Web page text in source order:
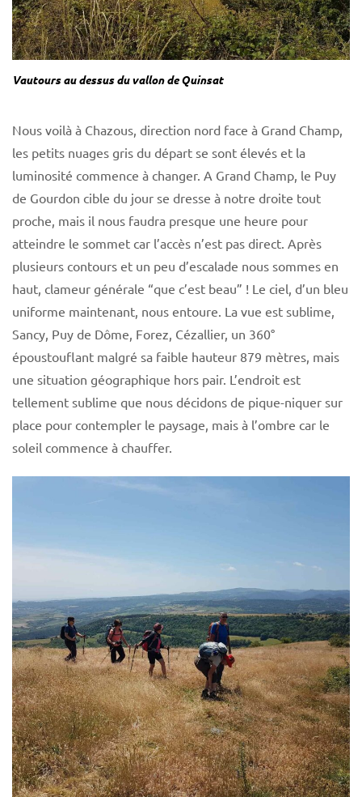
Vautours au dessus du vallon de Quinsat
Nous voilà à Chazous, direction nord face à Grand Champ,
les petits nuages gris du départ se sont élevés et la
luminosité commence à changer. A Grand Champ, le Puy
de Gourdon cible du jour se dresse à notre droite tout
proche, mais il nous faudra presque une heure pour
atteindre le sommet car l’accès n’est pas direct. Après
plusieurs contours et un peu d’escalade nous sommes en
haut, clameur générale “que c’est beau” ! Le ciel, d’un bleu
uniforme maintenant, nous entoure. La vue est sublime,
Sancy, Puy de Dôme, Forez, Cézallier, un 360°
époustouflant malgré sa faible hauteur 879 mètres, mais
une situation géographique hors pair. L’endroit est
tellement sublime que nous décidons de pique-niquer sur
place pour contempler le paysage, mais à l’ombre car le
soleil commence à chauffer.